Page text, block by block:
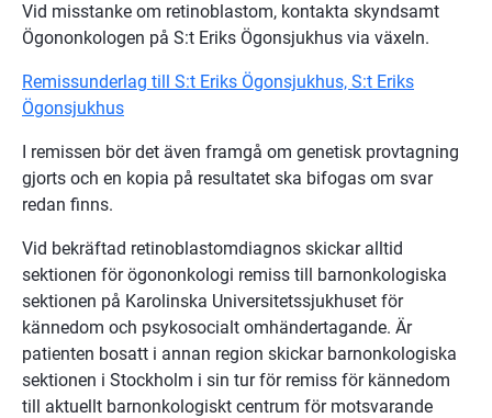
Vid misstanke om retinoblastom, kontakta skyndsamt
Ögononkologen på S:t Eriks Ögonsjukhus via växeln.
Remissunderlag till S:t Eriks Ögonsjukhus, S:t Eriks
Ögonsjukhus
I remissen bör det även framgå om genetisk provtagning
gjorts och en kopia på resultatet ska bifogas om svar
redan finns.
Vid bekräftad retinoblastomdiagnos skickar alltid
sektionen för ögononkologi remiss till barnonkologiska
sektionen på Karolinska Universitetssjukhuset för
kännedom och psykosocialt omhändertagande. Är
patienten bosatt i annan region skickar barnonkologiska
sektionen i Stockholm i sin tur för remiss för kännedom
till aktuellt barnonkologiskt centrum för motsvarande